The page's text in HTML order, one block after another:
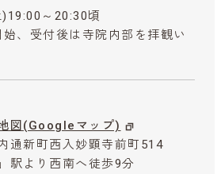
～20:30頃
、受付後は寺院内部を拝観い
図(Googleマップ)
通新町西入妙顕寺前町514
駅より西南へ徒歩9分